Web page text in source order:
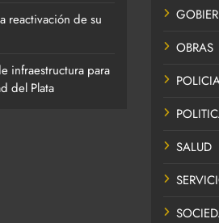
reactivación de su
infraestructura para
del Plata
OBRAS
SALUD